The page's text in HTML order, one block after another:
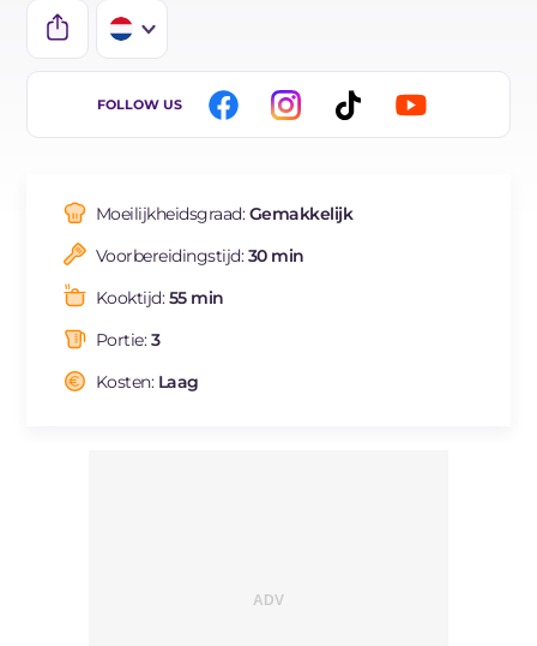
IT
ES
FR
BR
FOLLOW US
Moeilijkheidsgraad:Gemakkelijk
Voorbereidingstijd:30 min
Kooktijd:55 min
Portie:3
Kosten: Laag